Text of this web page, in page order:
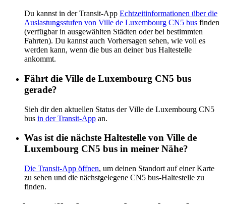
Du kannst in der Transit-App Echtzeitinformationen über die
Auslastungsstufen von Ville de Luxembourg CN5 bus finden
(verfügbar in ausgewählten Städten oder bei bestimmten
Fahrten). Du kannst auch Vorhersagen sehen, wie voll es
werden kann, wenn die bus an deiner bus Haltestelle
ankommt.
Fährt die Ville de Luxembourg CN5 bus
gerade?
Sieh dir den aktuellen Status der Ville de Luxembourg CN5
bus in der Transit-App an.
Was ist die nächste Haltestelle von Ville de
Luxembourg CN5 bus in meiner Nähe?
Die Transit-App öffnen, um deinen Standort auf einer Karte
zu sehen und die nächstgelegene CN5 bus-Haltestelle zu
finden.